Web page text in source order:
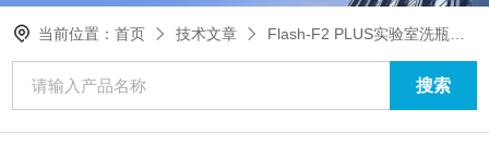
当前位置：首页 技术文章 Flash-F2 PLUS实验室洗瓶机：提升实验室清洁效率的关键工具